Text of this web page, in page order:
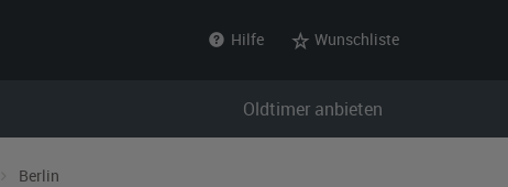
Hilfe Wunschliste
Oldtimer anbieten
Berlin